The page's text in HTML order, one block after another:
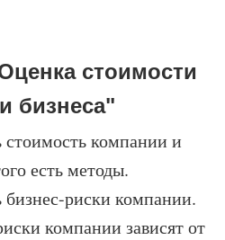
стоимости
бизнеса"
компании и
есть методы.
риски компании.
компании зависят от